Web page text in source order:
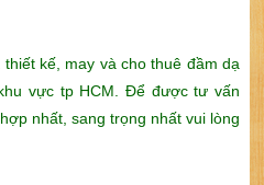
kế, may và cho thuê đầm dạ
vực tp HCM. Để được tư vấn
nhất, sang trọng nhất vui lòng